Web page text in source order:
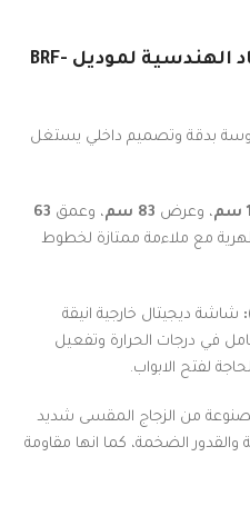
المواصفات الفنية والابعاد الهندسية لموديل BRF-
بدقة وتصميم داخلي يستغل
، وعرض 83 سم ، وعمق 63
مع ملاءمة ممتازة لخطوط
شاشة ديجيتال خارجية انيقة
في درجات الحرارة وتفعيل
لفتح الابواب.
من الزجاج المقسى شديد
والقدور الضخمة، كما انها مقاومة